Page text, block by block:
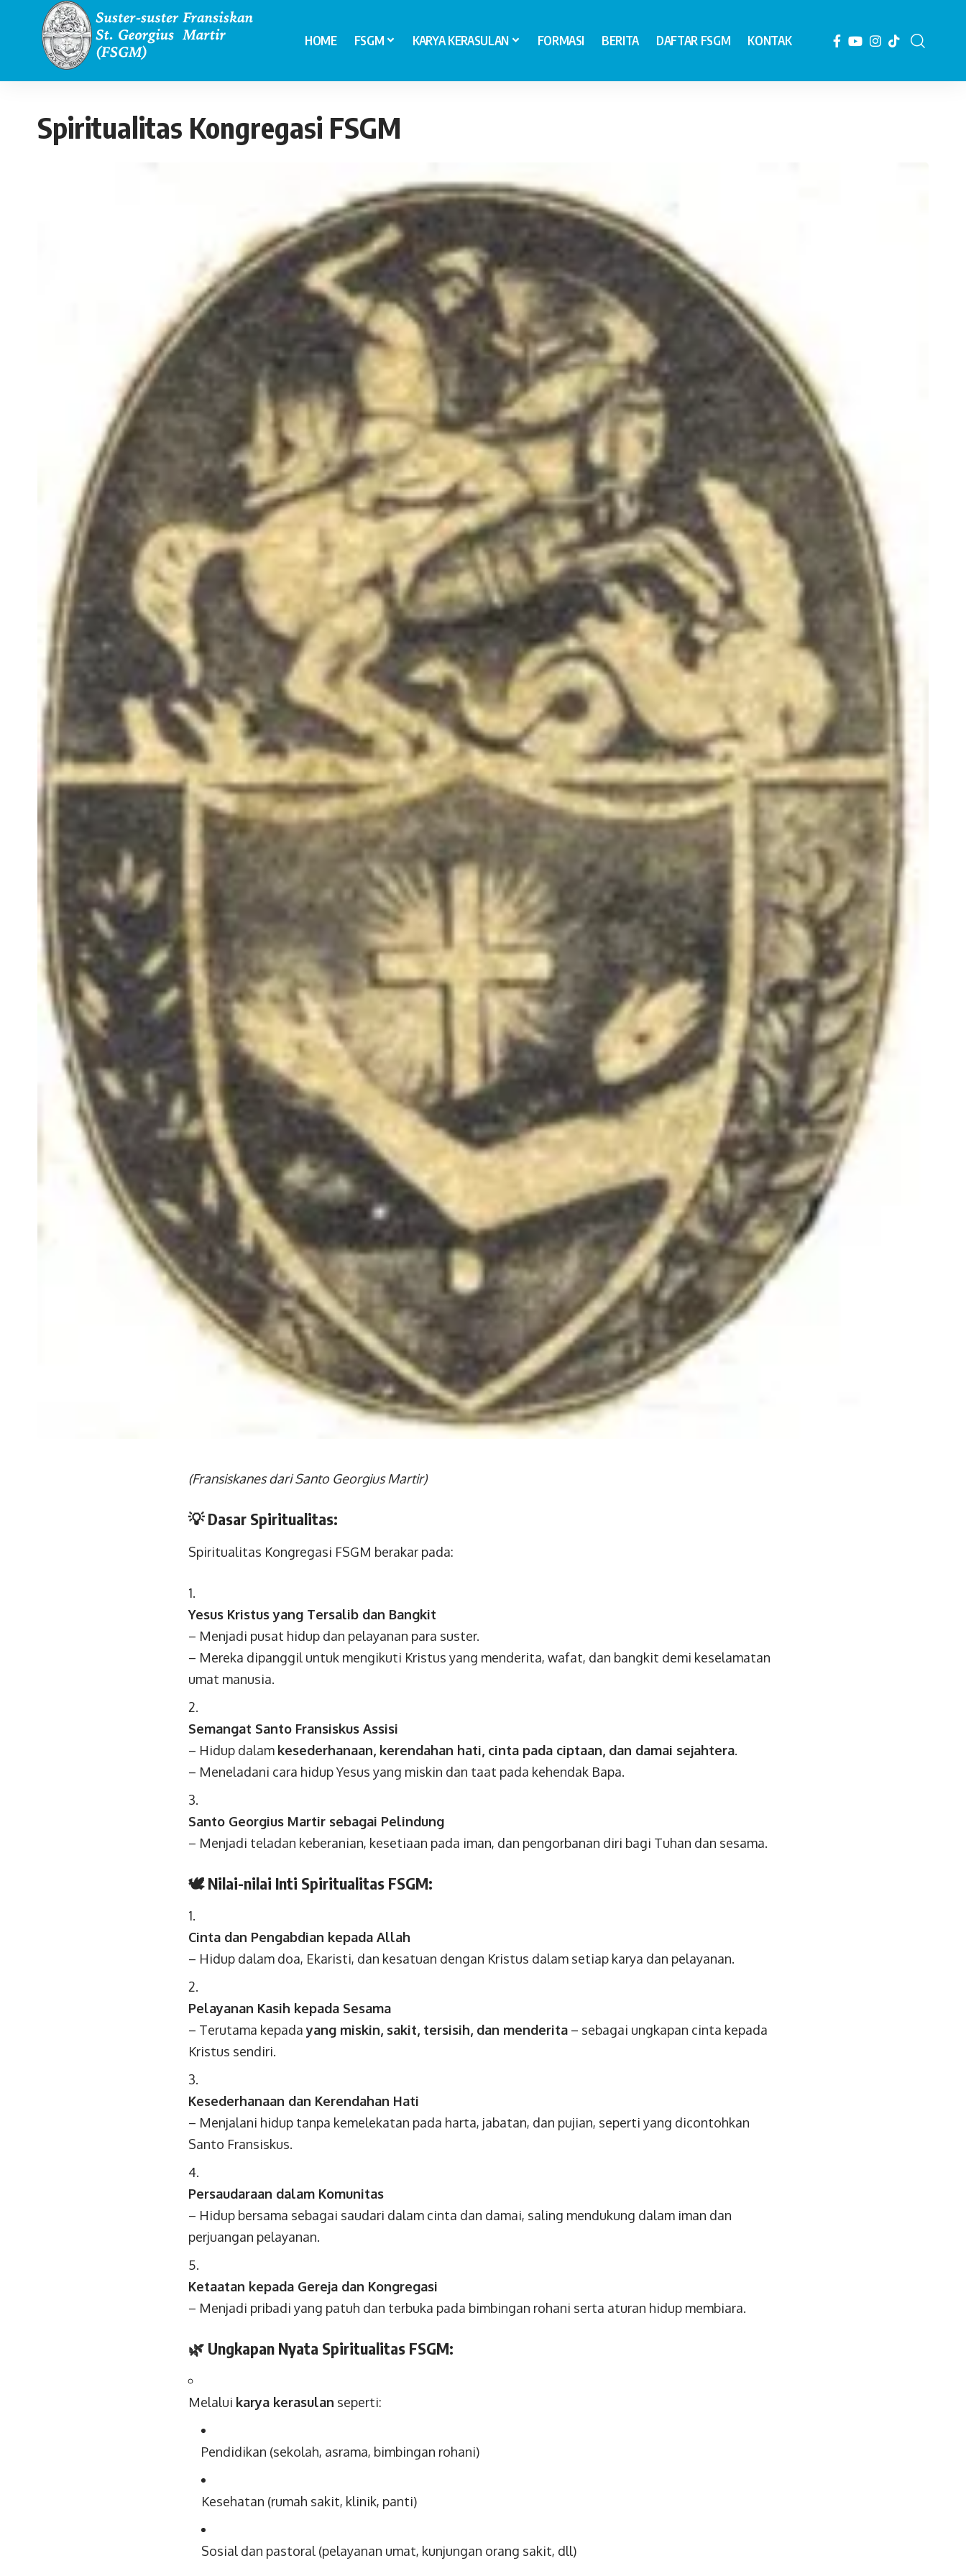
HOME FSGM KARYA KERASULAN FORMASI BERITA DAFTAR FSGM KONTAK
Spiritualitas Kongregasi FSGM
(Fransiskanes dari Santo Georgius Martir)
💡Dasar Spiritualitas:
Spiritualitas Kongregasi FSGM berakar pada:
Yesus Kristus yang Tersalib dan Bangkit
– Menjadi pusat hidup dan pelayanan para suster.
– Mereka dipanggil untuk mengikuti Kristus yang menderita, wafat, dan bangkit demi keselamatan
umat manusia.
Semangat Santo Fransiskus Assisi
– Hidup dalam kesederhanaan, kerendahan hati, cinta pada ciptaan, dan damai sejahtera.
– Meneladani cara hidup Yesus yang miskin dan taat pada kehendak Bapa.
Santo Georgius Martir sebagai Pelindung
– Menjadi teladan keberanian, kesetiaan pada iman, dan pengorbanan diri bagi Tuhan dan sesama.
🕊️Nilai-nilai Inti Spiritualitas FSGM:
Cinta dan Pengabdian kepada Allah
– Hidup dalam doa, Ekaristi, dan kesatuan dengan Kristus dalam setiap karya dan pelayanan.
Pelayanan Kasih kepada Sesama
– Terutama kepadayang miskin, sakit, tersisih, dan menderita – sebagai ungkapan cinta kepada
Kristus sendiri.
Kesederhanaan dan Kerendahan Hati
– Menjalani hidup tanpa kemelekatan pada harta, jabatan, dan pujian, seperti yang dicontohkan
Santo Fransiskus.
Persaudaraan dalam Komunitas
– Hidup bersama sebagai saudari dalam cinta dan damai, saling mendukung dalam iman dan
perjuangan pelayanan.
Ketaatan kepada Gereja dan Kongregasi
– Menjadi pribadi yang patuh dan terbuka pada bimbingan rohani serta aturan hidup membiara.
🌿 Ungkapan Nyata Spiritualitas FSGM:
Melalui karya kerasulan seperti:
Pendidikan (sekolah, asrama, bimbingan rohani)
Kesehatan (rumah sakit, klinik, panti)
Sosial dan pastoral (pelayanan umat, kunjungan orang sakit, dll)